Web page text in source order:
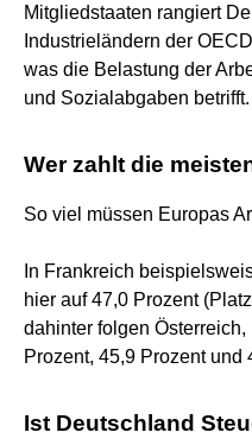
Mitgliedstaaten rangiert
Industrieländern der
was die Belastung der
und Sozialabgaben betrifft.
Wer zahlt die
So viel müssen Europas
In Frankreich
hier auf 47,0 Prozent
dahinter folgen
Prozent, 45,9 Prozent und
Ist Deutschland